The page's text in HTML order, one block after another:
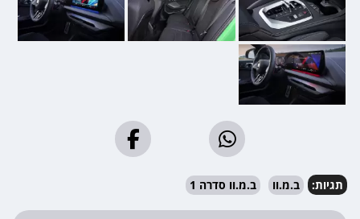
תגיות: ב.מ.וו ב.מ.וו סדרה 1